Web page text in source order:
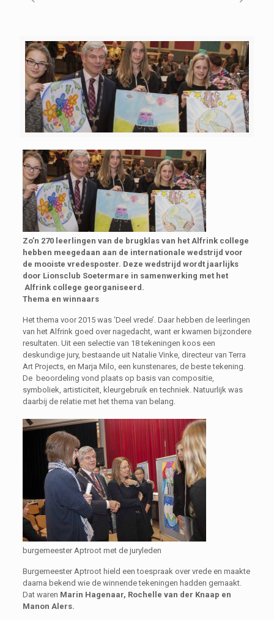
Zo’n 270 leerlingen van de brugklas van het Alfrink college
hebben meegedaan aan de internationale wedstrijd voor
de mooiste vredesposter. Deze wedstrijd wordt jaarlijks
door Lionsclub Soetermare in samenwerking met het
Alfrink college georganiseerd.
Thema en winnaars
Het thema voor 2015 was ‘Deel vrede’. Daar hebben de leerlingen
van het Alfrink goed over nagedacht, want er kwamen bijzondere
resultaten. Uit een selectie van 18 tekeningen koos een
deskundige jury, bestaande uit Natalie Vinke, directeur van Terra
Art Projects, en Marja Milo, een kunstenares, de beste tekening.
De beoordeling vond plaats op basis van compositie,
symboliek, artisticiteit, kleurgebruik en techniek. Natuurlijk was
daarbij de relatie met het thema van belang.
burgemeester Aptroot met de juryleden
Burgemeester Aptroot hield een toespraak over vrede en maakte
daarna bekend wie de winnende tekeningen hadden gemaakt.
Dat waren Marin Hagenaar, Rochelle van der Knaap en
Manon Alers.